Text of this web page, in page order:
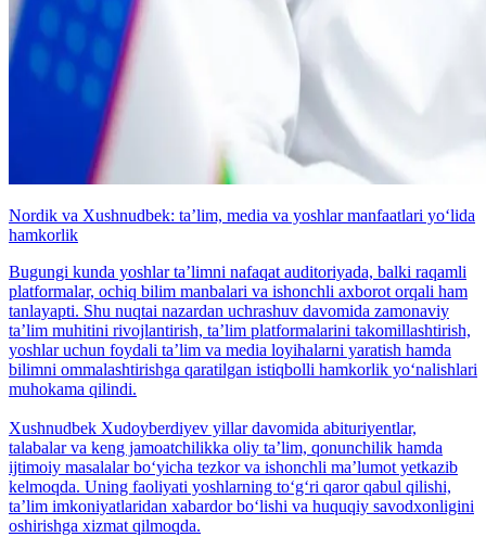
Nordik va Xushnudbek: taʼlim, media va yoshlar manfaatlari yo‘lida
hamkorlik
Bugungi kunda yoshlar taʼlimni nafaqat auditoriyada, balki raqamli
platformalar, ochiq bilim manbalari va ishonchli axborot orqali ham
tanlayapti. Shu nuqtai nazardan uchrashuv davomida zamonaviy
taʼlim muhitini rivojlantirish, taʼlim platformalarini takomillashtirish,
yoshlar uchun foydali taʼlim va media loyihalarni yaratish hamda
bilimni ommalashtirishga qaratilgan istiqbolli hamkorlik yo‘nalishlari
muhokama qilindi.
Xushnudbek Xudoyberdiyev yillar davomida abituriyentlar,
talabalar va keng jamoatchilikka oliy taʼlim, qonunchilik hamda
ijtimoiy masalalar bo‘yicha tezkor va ishonchli maʼlumot yetkazib
kelmoqda. Uning faoliyati yoshlarning to‘g‘ri qaror qabul qilishi,
taʼlim imkoniyatlaridan xabardor bo‘lishi va huquqiy savodxonligini
oshirishga xizmat qilmoqda.